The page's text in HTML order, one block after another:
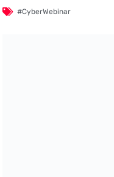
#CyberWebinar